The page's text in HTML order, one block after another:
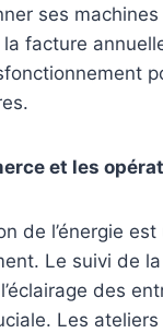
ses
facture
et les
de l’énergie
Le suivi de
des
Les